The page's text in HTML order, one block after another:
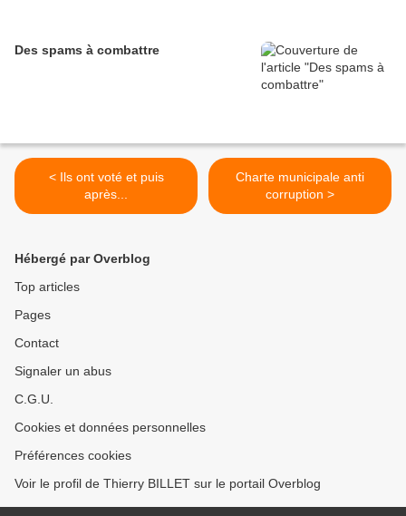
Des spams à combattre
< Ils ont voté et puis
après...
Charte municipale anti
corruption >
Hébergé par Overblog
Top articles
Pages
Contact
Signaler un abus
C.G.U.
Cookies et données personnelles
Préférences cookies
Voir le profil de Thierry BILLET sur le portail Overblog